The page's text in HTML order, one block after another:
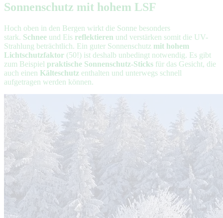
Sonnenschutz mit hohem LSF
Hoch oben in den Bergen wirkt die Sonne besonders
stark. Schnee und Eis reflektieren und verstärken somit die UV-
Strahlung beträchtlich. Ein guter Sonnenschutz mit hohem
Lichtschutzfaktor (50!) ist deshalb unbedingt notwendig. Es gibt
zum Beispiel praktische Sonnenschutz-Sticks für das Gesicht, die
auch einen Kälteschutz enthalten und unterwegs schnell
aufgetragen werden können.